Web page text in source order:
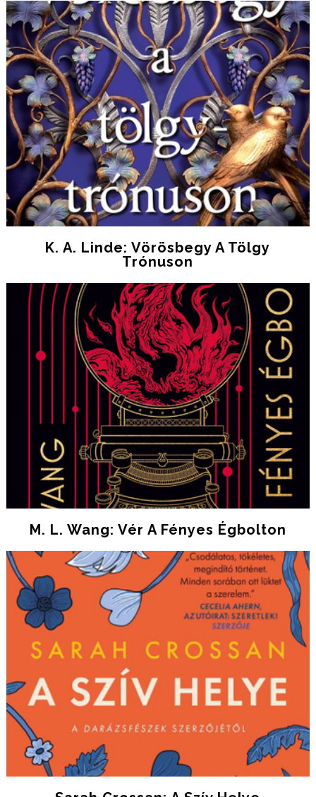
K. A. Linde: Vörösbegy A Tölgy
Trónuson
M. L. Wang: Vér ​a Fényes Égbolton